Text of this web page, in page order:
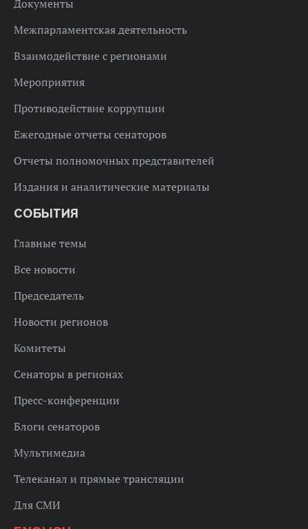
Документы
Межпарламентская деятельность
Взаимодействие с регионами
Мероприятия
Противодействие коррупции
Ежегодные отчеты сенаторов
Отчеты полномочных представителей
Издания и аналитические материалы
СОБЫТИЯ
Главные темы
Все новости
Председатель
Новости регионов
Комитеты
Сенаторы в регионах
Пресс-конференции
Блоги сенаторов
Мультимедиа
Телеканал и прямые трансляции
Для СМИ